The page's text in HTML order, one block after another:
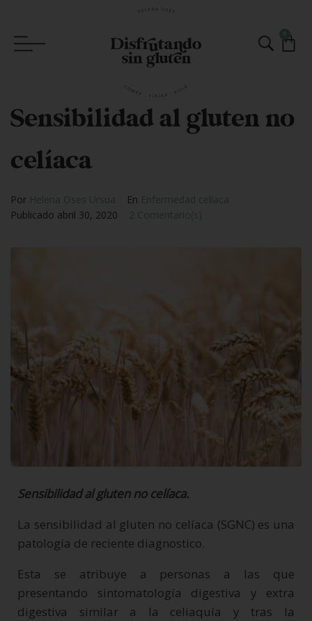
Sensibilidad al gluten no
celíaca
Por Helena Oses Ursua En Enfermedad celíaca
Publicado abril 30, 2020 2 Comentario(s)
Sensibilidad al gluten no celíaca.
La sensibilidad al gluten no celíaca (SGNC) es una
patología de reciente diagnostico.
Esta se atribuye a personas a las que
presentando sintomatología digestiva y extra
digestiva similar a la celiaquía y tras la